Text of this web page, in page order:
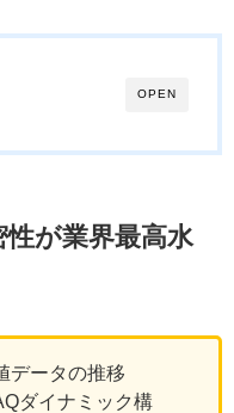
OPEN
が業界最高水
データの推移
ダイナミック構